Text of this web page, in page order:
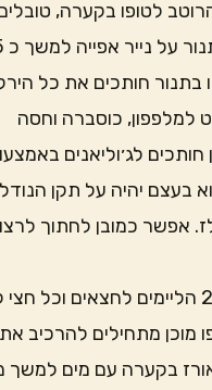
לטופו בקערה,
על נייר אפייה למשך כ 15 דקות.
בתנור חותכים את כל
למלפפון, כוסברה וחסה
לג׳וליאנים
בעצם יהיה על תקן
אפשר כמובן לחתוך
מוכן מתחילים להרכיב
בקערה עם מים למשך